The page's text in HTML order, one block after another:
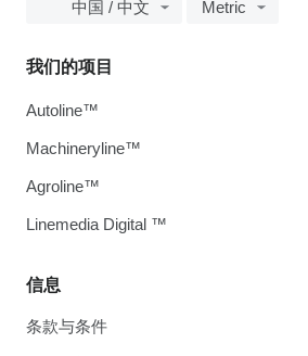
中国 / 中文 Metric
信息
条款与条件
我们的项目
Autoline™
Machineryline™
Agroline™
Linemedia Digital ™